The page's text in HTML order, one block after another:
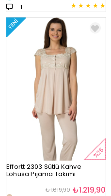
★ ★ ★ ★ ★
1
YENI
%25
Effortt 2303 Sütlü Kahve
Lohusa Pijama Takımı
₺1.219,90
₺1.619,90